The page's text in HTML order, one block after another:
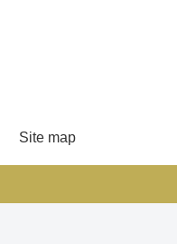
Site map